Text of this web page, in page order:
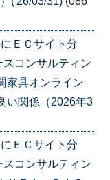
ＥＣサイト分
コンサルティン
具オンライン
い関係（2026年3
ＥＣサイト分
コンサルティン